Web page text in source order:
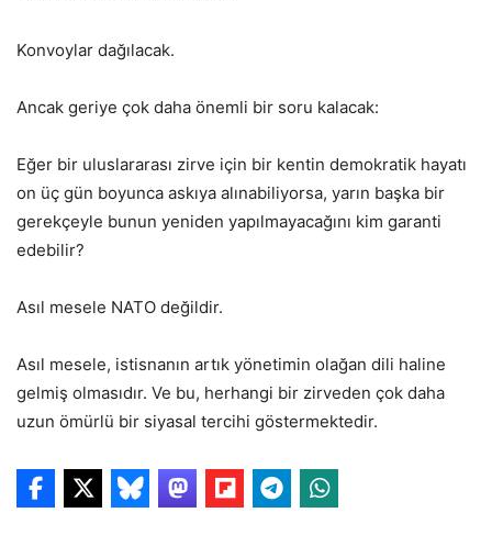
Konvoylar dağılacak.
Ancak geriye çok daha önemli bir soru kalacak:
Eğer bir uluslararası zirve için bir kentin demokratik hayatı
on üç gün boyunca askıya alınabiliyorsa, yarın başka bir
gerekçeyle bunun yeniden yapılmayacağını kim garanti
edebilir?
Asıl mesele NATO değildir.
Asıl mesele, istisnanın artık yönetimin olağan dili haline
gelmiş olmasıdır. Ve bu, herhangi bir zirveden çok daha
uzun ömürlü bir siyasal tercihi göstermektedir.